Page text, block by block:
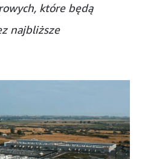
które będą
najbliższe